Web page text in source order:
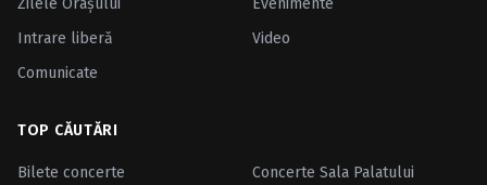
Intrare liberă
Video
Comunicate
TOP CĂUTĂRI
Bilete concerte
Concerte Sala Palatului